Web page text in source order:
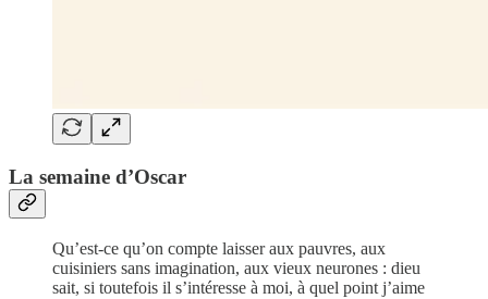
La semaine d’Oscar
Qu’est-ce qu’on compte laisser aux pauvres, aux
cuisiniers sans imagination, aux vieux neurones : dieu
sait, si toutefois il s’intéresse à moi, à quel point j’aime